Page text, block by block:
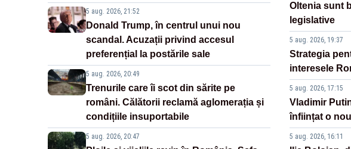
5 aug. 2026, 21:52
Donald Trump, în centrul unui nou
scandal. Acuzații privind accesul
preferențial la postările sale
5 aug. 2026, 20:49
Trenurile care îi scot din sărite pe
români. Călătorii reclamă aglomerația și
condițiile insuportabile
5 aug. 2026, 20:47
Oltenia sunt
legislative
5 aug. 2026, 19:37
Strategia
interesele
5 aug. 2026, 17:15
Vladimir
înființat o
5 aug. 2026, 16:11